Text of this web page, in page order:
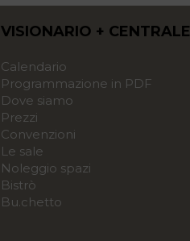
VISIONARIO + CENTRALE
Calendario
Programmazione in PDF
Dove siamo
Prezzi
Convenzioni
Le sale
Noleggio spazi
Bistrò
Bu.chetto